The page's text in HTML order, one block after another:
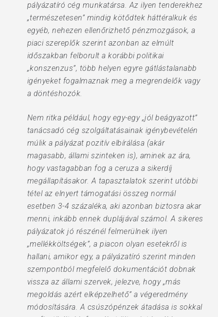
pályázatíró cég munkatársa. Az ilyen tenderekhez
„természetesen” mindig kötődtek háttéralkuk és
egyéb, nehezen ellenőrizhető pénzmozgások, a
piaci szereplők szerint azonban az elmúlt
időszakban felborult a korábbi politikai
„konszenzus”, több helyen egyre gátlástalanabb
igényeket fogalmaznak meg a megrendelők vagy
a döntéshozók.
Nem ritka például, hogy egy-egy „jól beágyazott”
tanácsadó cég szolgáltatásainak igénybevételén
múlik a pályázat pozitív elbírálása (akár
magasabb, állami szinteken is), aminek az ára,
hogy vastagabban fog a ceruza a sikerdíj
megállapításakor. A tapasztalatok szerint utóbbi
tétel az elnyert támogatási összeg normál
esetben 3-4 százaléka, aki azonban biztosra akar
menni, inkább ennek duplájával számol. A sikeres
pályázatok jó részénél felmerülnek ilyen
„mellékköltségek”, a piacon olyan esetekről is
hallani, amikor egy, a pályázatíró szerint minden
szempontból megfelelő dokumentációt dobnak
vissza az állami szervek, jelezve, hogy „más
megoldás azért elképzelhető” a végeredmény
módosítására. A csúszópénzek átadása is sokkal